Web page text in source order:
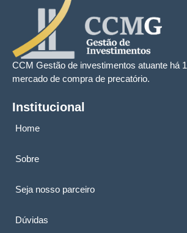
CCM Gestão de investimentos atuante há
mercado de compra de precatório.
Institucional
Home
Sobre
Seja nosso parceiro
Dúvidas